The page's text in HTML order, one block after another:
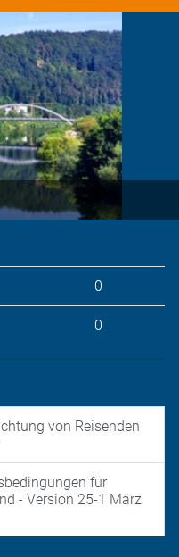
0
0
von Reisenden
für
- Version 25-1 März